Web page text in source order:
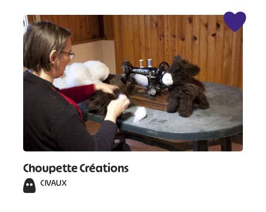
Choupette Créations
CIVAUX